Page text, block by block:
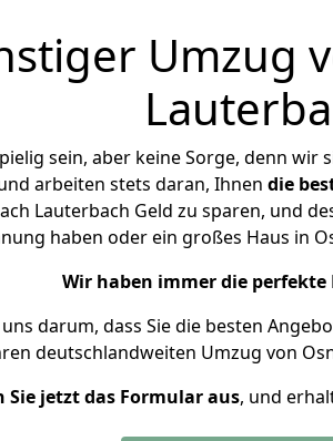
Umzug
sein, aber keine Sorge, denn wir
arbeiten stets daran, Ihnen die
Lauterbach Geld zu sparen, und
haben oder ein großes Haus in
Wir haben immer die perfekte
darum, dass Sie die besten
deutschlandweiten Umzug von
Sie jetzt das Formular aus, und